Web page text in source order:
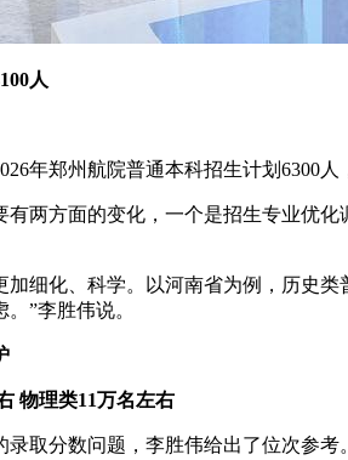
人
年郑州航院普通本科招生计划6300
有两方面的变化，一个是招生专业优
加细化、科学。以河南省为例，历史
”李胜伟说。
物理类11万名左右
录取分数问题，李胜伟给出了位次参